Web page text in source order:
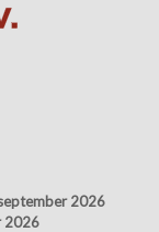
2026
2026